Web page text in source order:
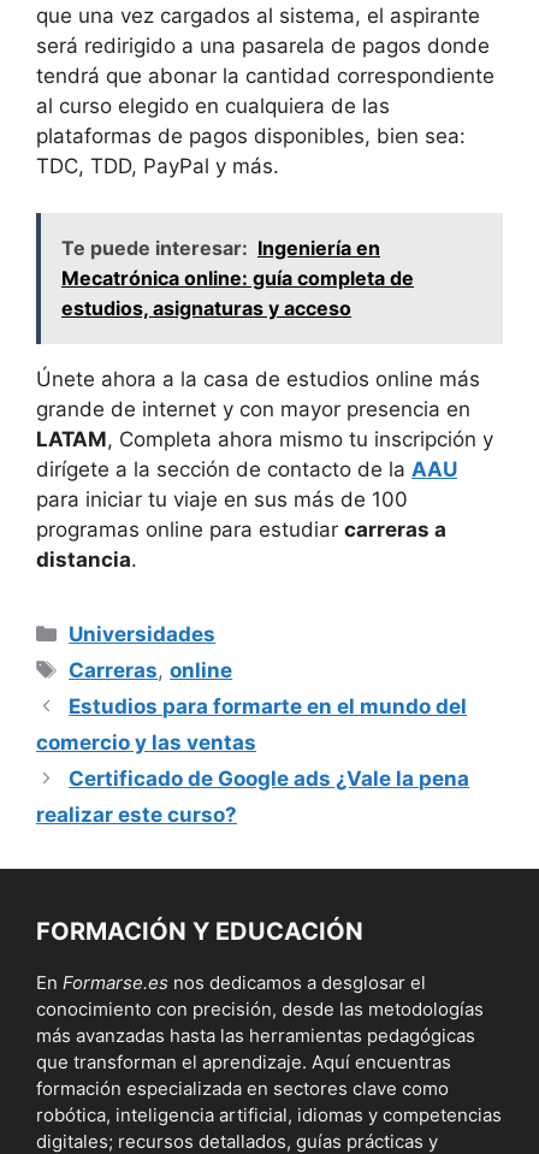
que una vez cargados al sistema, el aspirante
será redirigido a una pasarela de pagos donde
tendrá que abonar la cantidad correspondiente
al curso elegido en cualquiera de las
plataformas de pagos disponibles, bien sea:
TDC, TDD, PayPal y más.
Te puede interesar: Ingeniería en
Mecatrónica online: guía completa de
estudios, asignaturas y acceso
Únete ahora a la casa de estudios online más
grande de internet y con mayor presencia en
LATAM, Completa ahora mismo tu inscripción y
dirígete a la sección de contacto de la AAU
para iniciar tu viaje en sus más de 100
programas online para estudiar carreras a
distancia.
Categorías
Universidades
Etiquetas
Carreras,online
Estudios para formarte en el mundo del
comercio y las ventas
Certificado de Google ads ¿Vale la pena
realizar este curso?
FORMACIÓN Y EDUCACIÓN
En Formarse.es nos dedicamos a desglosar el
conocimiento con precisión, desde las metodologías
más avanzadas hasta las herramientas pedagógicas
que transforman el aprendizaje. Aquí encuentras
formación especializada en sectores clave como
robótica, inteligencia artificial, idiomas y competencias
digitales; recursos detallados, guías prácticas y